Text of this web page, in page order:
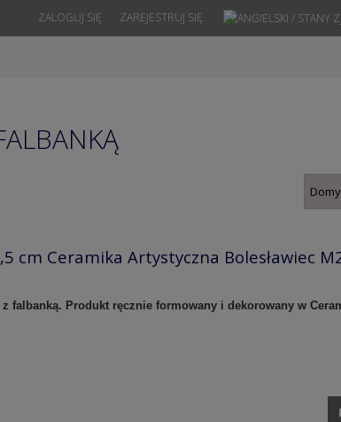
ZAREJESTRUJ SIĘ
ZALOGUJ SIĘ
cm Ceramika Artystyczna Bolesławiec
falbanką. Produkt ręcznie formowany i dekorowany w